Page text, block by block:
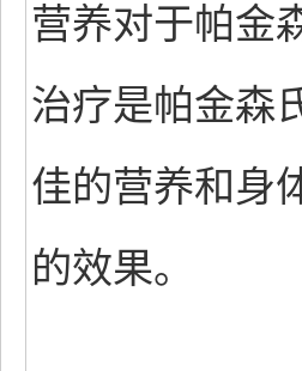
营养对于帕金
治疗是帕金森
佳的营养和身
的效果。